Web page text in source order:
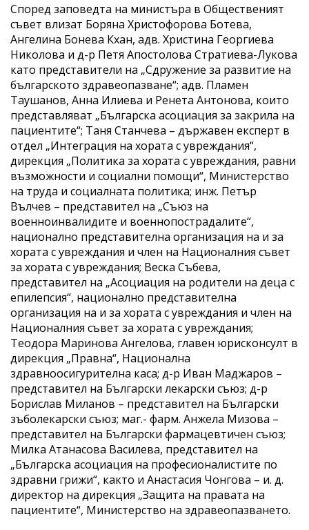
Според заповедта на министъра в Общественият
съвет влизат Боряна Христофорова Ботева,
Ангелина Бонева Кхан, адв. Христина Георгиева
Николова и д-р Петя Апостолова Стратиева-Лукова
като представители на „Сдружение за развитие на
българското здравеопазване“; адв. Пламен
Таушанов, Анна Илиева и Ренета Антонова, които
представляват „Българска асоциация за закрила на
пациентите“; Таня Станчева – държавен експерт в
отдел „Интеграция на хората с увреждания“,
дирекция „Политика за хората с увреждания, равни
възможности и социални помощи“, Министерство
на труда и социалната политика; инж. Петър
Вълчев – представител на „Съюз на
военноинвалидите и военнопострадалите“,
национално представителна организация на и за
хората с увреждания и член на Националния съвет
за хората с увреждания; Веска Събева,
представител на „Асоциация на родители на деца с
епилепсия“, национално представителна
организация на и за хората с увреждания и член на
Националния съвет за хората с увреждания;
Теодора Маринова Ангелова, главен юрисконсулт в
дирекция „Правна“, Национална
здравноосигурителна каса; д-р Иван Маджаров –
представител на Български лекарски съюз; д-р
Борислав Миланов – представител на Български
зъболекарски съюз; маг.- фарм. Анжела Мизова –
представител на Български фармацевтичен съюз;
Милка Атанасова Василева, представител на
„Българска асоциация на професионалистите по
здравни грижи“, както и Анастасия Чонгова – и. д.
директор на дирекция „Защита на правата на
пациентите“, Министерство на здравеопазването.